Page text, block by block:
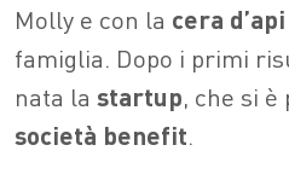
Molly e con la cera d’api
famiglia. Dopo i primi
nata la startup, che si
società benefit.